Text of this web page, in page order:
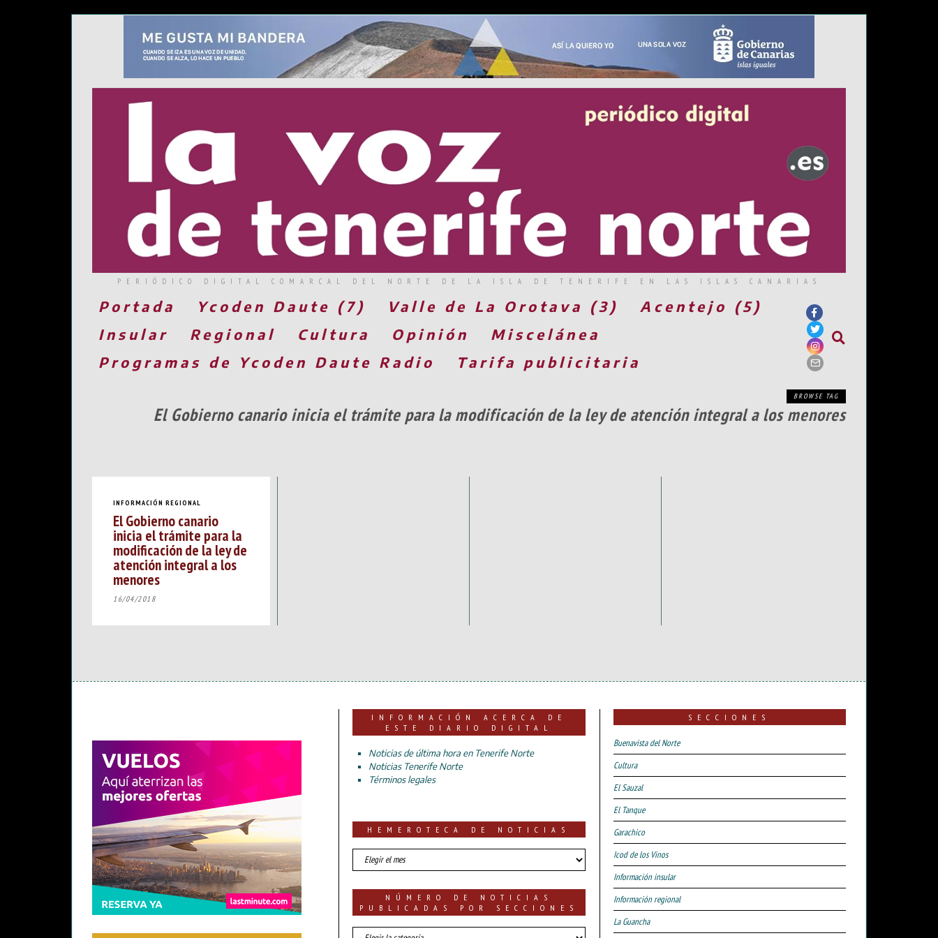
PERIÓDICO DIGITAL COMARCAL DEL NORTE DE LA ISLA DE TENERIFE EN LAS ISLAS CANARIAS
Portada Ycoden Daute (7) Valle de La Orotava (3)
Acentejo (5)
Insular
Regional Cultura Opinión
Miscelánea
Programas de Ycoden Daute Radio
Tarifa publicitaria
BROWSE TAG
El Gobierno canario inicia el trámite para la modificación de la ley de atención integral a los menores
INFORMACIÓN REGIONAL
El Gobierno canario
inicia el trámite para la
modificación de la ley de
atención integral a los
menores
16/04/2018
INFORMACIÓN ACERCA DE
ESTE DIARIO DIGITAL
Noticias de última hora en Tenerife Norte
Noticias Tenerife Norte
Términos legales
HEMEROTECA DE NOTICIAS
HEMEROTECA
DE
NÚMERO DE NOTICIAS
PUBLICADAS POR SECCIONES
número
SECCIONES
Buenavista del Norte
Cultura
El Sauzal
El Tanque
Garachico
Icod de los Vinos
Información insular
Información regional
La Guancha